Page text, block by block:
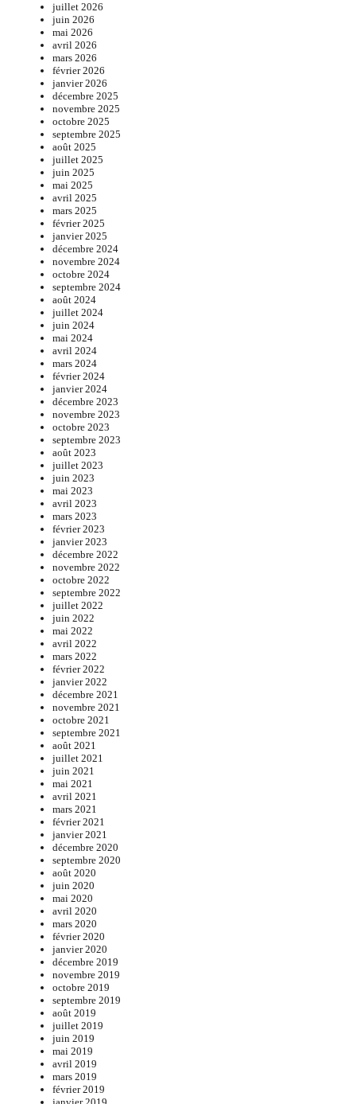
juillet 2026
juin 2026
mai 2026
avril 2026
mars 2026
février 2026
janvier 2026
décembre 2025
novembre 2025
octobre 2025
septembre 2025
août 2025
juillet 2025
juin 2025
mai 2025
avril 2025
mars 2025
février 2025
janvier 2025
décembre 2024
novembre 2024
octobre 2024
septembre 2024
août 2024
juillet 2024
juin 2024
mai 2024
avril 2024
mars 2024
février 2024
janvier 2024
décembre 2023
novembre 2023
octobre 2023
septembre 2023
août 2023
juillet 2023
juin 2023
mai 2023
avril 2023
mars 2023
février 2023
janvier 2023
décembre 2022
novembre 2022
octobre 2022
septembre 2022
juillet 2022
juin 2022
mai 2022
avril 2022
mars 2022
février 2022
janvier 2022
décembre 2021
novembre 2021
octobre 2021
septembre 2021
août 2021
juillet 2021
juin 2021
mai 2021
avril 2021
mars 2021
février 2021
janvier 2021
décembre 2020
septembre 2020
août 2020
juin 2020
mai 2020
avril 2020
mars 2020
février 2020
janvier 2020
décembre 2019
novembre 2019
octobre 2019
septembre 2019
août 2019
juillet 2019
juin 2019
mai 2019
avril 2019
mars 2019
février 2019